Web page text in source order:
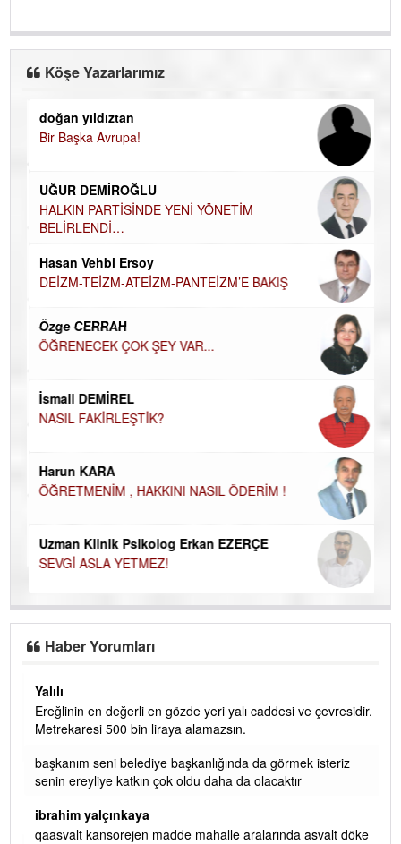
Köşe Yazarlarımız
doğan yıldıztan
Bir Başka Avrupa!
UĞUR DEMİROĞLU
HALKIN PARTİSİNDE YENİ YÖNETİM
BELİRLENDİ…
Hasan Vehbi Ersoy
DEİZM-TEİZM-ATEİZM-PANTEİZM’E BAKIŞ
Özge CERRAH
ÖĞRENECEK ÇOK ŞEY VAR...
İsmail DEMİREL
NASIL FAKİRLEŞTİK?
Harun KARA
ÖĞRETMENİM , HAKKINI NASIL ÖDERİM !
Uzman Klinik Psikolog Erkan EZERÇE
SEVGİ ASLA YETMEZ!
Haber Yorumları
Yalılı
Ereğlinin en değerli en gözde yeri yalı caddesi ve çevresidir.
Metrekaresi 500 bin liraya alamazsın.
başkanım seni belediye başkanlığında da görmek isteriz
senin ereyliye katkın çok oldu daha da olacaktır
ibrahim yalçınkaya
qaasvalt kansorejen madde mahalle aralarında asvalt döke